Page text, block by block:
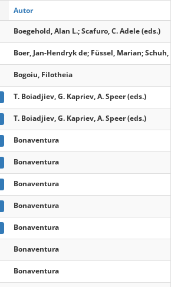
Autor
Boegehold, Alan L.; Scafuro, C. Adele (eds.)
Boer, Jan-Hendryk de; Füssel, Marian;
Bogoiu, Filotheia
T. Boiadjiev, G. Kapriev, A. Speer (eds.)
T. Boiadjiev, G. Kapriev, A. Speer (eds.)
Bonaventura
Bonaventura
Bonaventura
Bonaventura
Bonaventura
Bonaventura
Bonaventura